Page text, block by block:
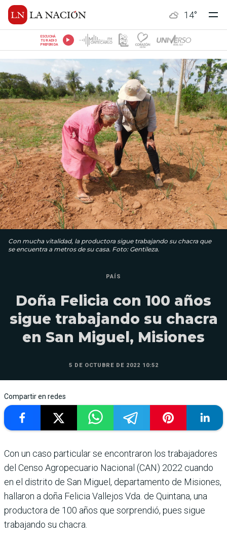
14°
ESCUCHÁ
TU RADIO
PREFERIDA
Con mucha vitalidad, la productora sigue trabajando su chacra que
se encuentra a metros de su casa. Foto: Gentileza.
PAÍS
Doña Felicia con 100 años
sigue trabajando su chacra
en San Miguel, Misiones
5 DE OCTUBRE DE 2022 10:52
Compartir en redes
Con un caso particular se encontraron los trabajadores
del Censo Agropecuario Nacional (CAN) 2022 cuando
en el distrito de San Miguel, departamento de Misiones,
hallaron a doña Felicia Vallejos Vda. de Quintana, una
productora de 100 años que sorprendió, pues sigue
trabajando su chacra.